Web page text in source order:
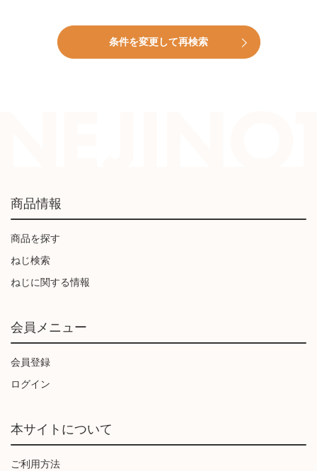
条件を変更して再検索
商品情報
商品を探す
ねじ検索
ねじに関する情報
会員メニュー
会員登録
ログイン
本サイトについて
ご利用方法